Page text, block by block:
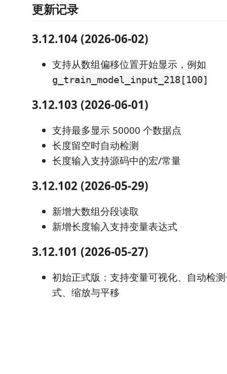
更新记录
3.12.104 (2026-06-02)
支持从数组偏移位置开始显示，例如
g_train_model_input_218[100]
3.12.103 (2026-06-01)
支持最多显示 50000 个数据点
长度留空时自动检测
长度输入支持源码中的宏/常量
3.12.102 (2026-05-29)
新增大数组分段读取
新增长度输入支持变量表达式
3.12.101 (2026-05-27)
初始正式版：支持变量可视化、自动检
式、缩放与平移